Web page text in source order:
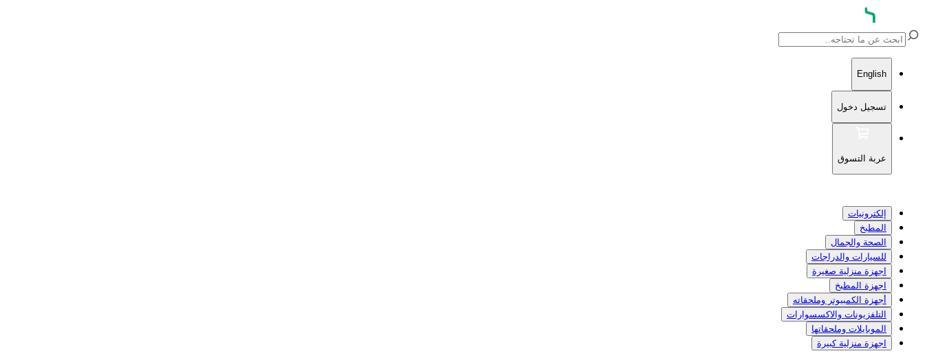
English
تسجيل دخول
عربة التسوق
إلكترونيات
المطبخ
الصحة والجمال
للسيارات والدراجات
اجهزة منزلية صغيرة
اجهزة المطبخ
أجهزة الكمبيوتر وملحقاته
التلفزيونات والاكسسوارات
الموبايلات وملحقاتها
اجهزة منزلية كبيرة